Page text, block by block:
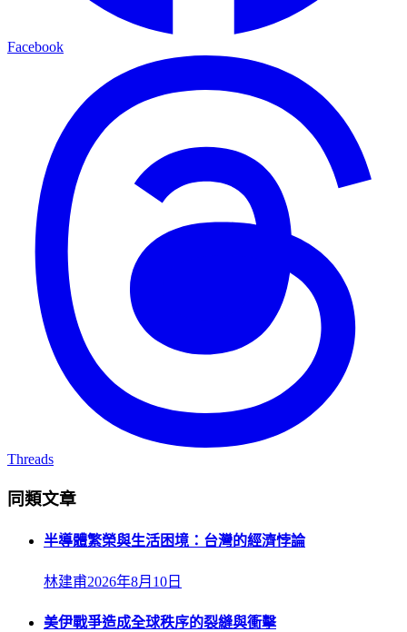
Facebook
Threads
同類文章
半導體繁榮與生活困境：台灣的經濟悖論
林建甫2026年8月10日
美伊戰爭造成全球秩序的裂縫與衝擊